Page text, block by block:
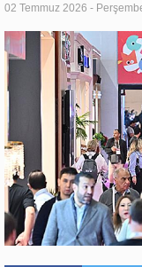
02 Temmuz 2026 -